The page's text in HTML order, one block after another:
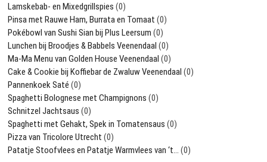
Lamskebab- en Mixedgrillspies (0)
Pinsa met Rauwe Ham, Burrata en Tomaat (0)
Pokébowl van Sushi Sian bij Plus Leersum (0)
Lunchen bij Broodjes & Babbels Veenendaal (0)
Ma-Ma Menu van Golden House Veenendaal (0)
Cake & Cookie bij Koffiebar de Zwaluw Veenendaal (0)
Pannenkoek Saté (0)
Spaghetti Bolognese met Champignons (0)
Schnitzel Jachtsaus (0)
Spaghetti met Gehakt, Spek in Tomatensaus (0)
Pizza van Tricolore Utrecht (0)
Patatje Stoofvlees en Patatje Warmvlees van ‘t… (0)